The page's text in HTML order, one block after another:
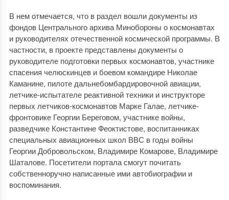
В нем отмечается, что в раздел вошли документы из
фондов Центрального архива Минобороны о космонавтах
и руководителях отечественной космической программы. В
частности, в проекте представлены документы о
руководителе подготовки первых космонавтов, участнике
спасения челюскинцев и боевом командире Николае
Каманине, пилоте дальнебомбардировочной авиации,
летчике-испытателе реактивной техники и инструкторе
первых летчиков-космонавтов Марке Галае, летчике-
фронтовике Георгии Береговом, участнике войны,
разведчике Константине Феоктистове, воспитанниках
специальных авиационных школ ВВС в годы войны
Георгии Добровольском, Владимире Комарове, Владимире
Шаталове. Посетители портала смогут почитать
собственноручно написанные ими автобиографии и
воспоминания.